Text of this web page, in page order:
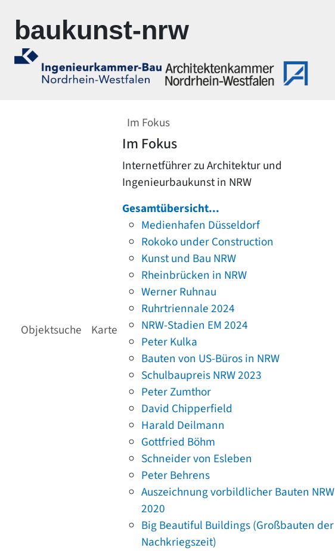
baukunst-nrw
Objektsuche Karte
Im Fokus
Im Fokus
Internetführer zu Architektur und
Ingenieurbaukunst in NRW
Gesamtübersicht...
Medienhafen Düsseldorf
Rokoko under Construction
Kunst und Bau NRW
Rheinbrücken in NRW
Werner Ruhnau
Ruhrtriennale 2024
NRW-Stadien EM 2024
Peter Kulka
Bauten von US-Büros in NRW
Schulbaupreis NRW 2023
Peter Zumthor
David Chipperfield
Harald Deilmann
Gottfried Böhm
Schneider von Esleben
Peter Behrens
Auszeichnung vorbildlicher Bauten NRW
2020
Big Beautiful Buildings (Großbauten der
Nachkriegszeit)